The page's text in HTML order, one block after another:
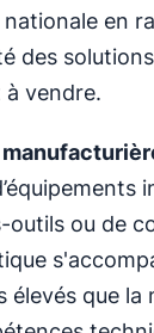
en
des
vendre.
outils ou de
élevés que